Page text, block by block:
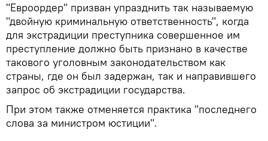
"Eвроордер" призван упразднить так называемую
"двойную криминальную ответственность", когда
для экстрадиции преступника совершенное им
преступление должно быть признано в качестве
такового уголовным законодательством как
страны, где он был задержан, так и направившего
запрос об экстрадиции государства.
При этом также отменяется практика "последнего
слова за министром юстиции".